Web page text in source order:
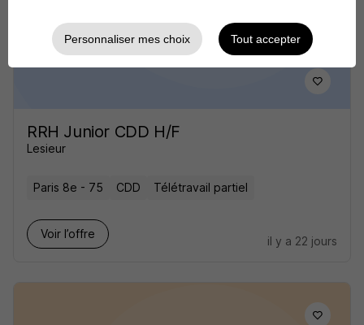
RRH Junior CDD H/F
Lesieur
Paris 8e - 75 CDD Télétravail partiel
Voir l’offre
il y a 22 jours
Personnaliser mes choix Tout accepter